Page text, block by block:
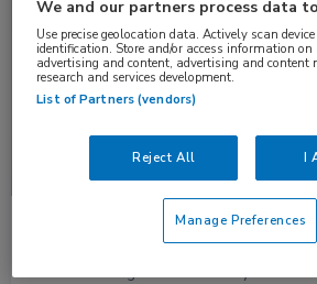
CLL-behandeling verschuift: meer
strategie en latere lijnen
De behandeling van chronische lymfatische
We and our partners process data
Use precise geolocation data. Actively scan
identification. Store and/or access information on
advertising and content, advertising and content
research and services development.
List of Partners (vendors)
Reject All I
Manage Preferences